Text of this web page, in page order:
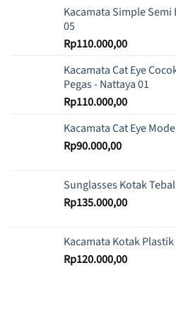
Kacamata Simple
05
Rp110.000,00
Kacamata Cat Eye
Pegas - Nattaya 01
Rp110.000,00
Kacamata Cat Eye
Rp90.000,00
Sunglasses Kotak
Rp135.000,00
Kacamata Kotak
Rp120.000,00